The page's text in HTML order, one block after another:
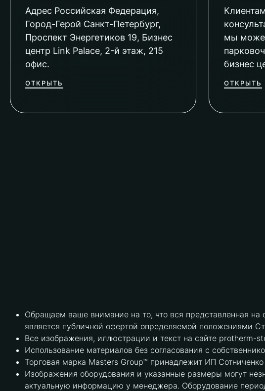
Адрес Российская Федерация,
Город-Герой Санкт-Петербург,
Проспект Энергетиков 19, Бизнес
центр Link Palace, 2-й этаж, 215
офис.
ОТКРЫТЬ
мы
бизнес
ОТКРЫТЬ
Обращаем ваше внимание на то, что вся представленная
является публичной офертой определяемой положениями
Все изображения, иллюстрации и текст на сайте protherm-
Использование материалов без согласования с
Торговая марка Masters Group™ принадлежит ИП
Изображения оборудования и указанные размеры могут
актуальную информацию у менеджера. Оборудование